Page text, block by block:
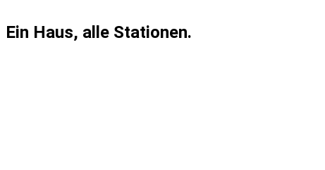
Ein Haus, alle Stationen.